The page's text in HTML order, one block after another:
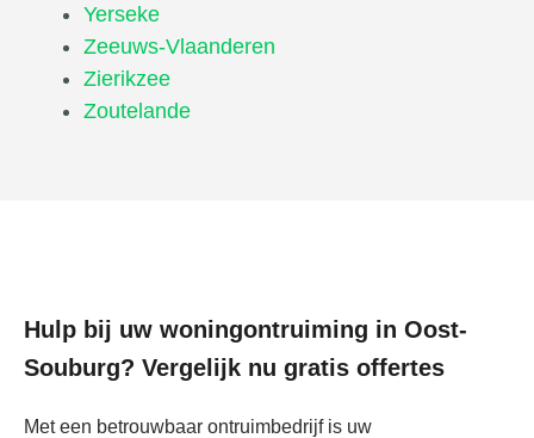
Yerseke
Zeeuws-Vlaanderen
Zierikzee
Zoutelande
Hulp bij uw woningontruiming in Oost-
Souburg? Vergelijk nu gratis offertes
Met een betrouwbaar ontruimbedrijf is uw